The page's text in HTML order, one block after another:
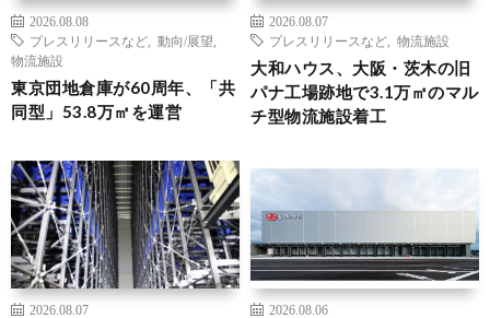
2026.08.08
プレスリリースなど
動向/展望
物流施設
東京団地倉庫が60周年、「共
同型」53.8万㎡を運営
2026.08.07
プレスリリースなど
物流施設
大和ハウス、大阪・茨木の旧
パナ工場跡地で3.1万㎡のマル
チ型物流施設着工
2026.08.07
2026.08.06